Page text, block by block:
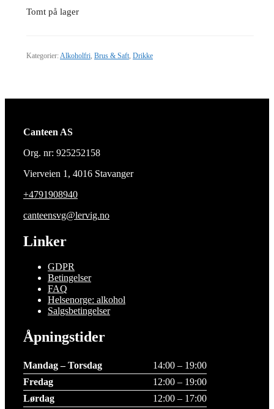
Tomt på lager
Kategorier: Alkoholfri Brus & Saft Drikke
Canteen AS
Org. nr: 925252158
Vierveien 1, 4016 Stavanger
+4791908940
canteensvg@lervig.no
Linker
GDPR
Betingelser
FAQ
Helsenorge: alkohol
Salgsbetingelser
Åpningstider
Mandag – Torsdag
14:00 – 19:00
Fredag
12:00 – 19:00
Lørdag
12:00 – 17:00